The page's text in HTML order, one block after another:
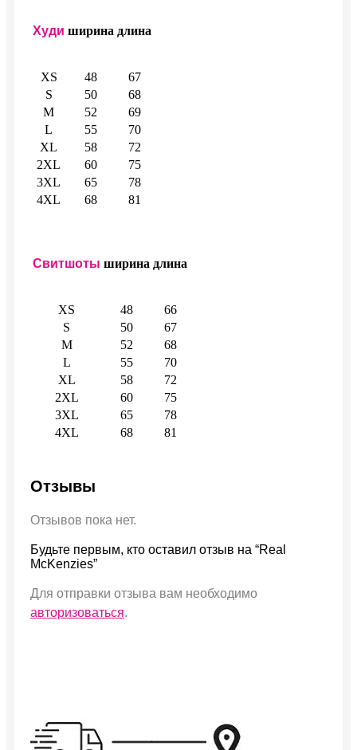
Худи ширина длина
XS 48
67
S
50
68
M
52
69
L
55
70
XL
58
72
2XL
60
75
3XL
65
78
4XL
68 81
Свитшоты ширина длина
XS 48
66
S
50
67
M
52
68
L
55
70
XL
58
72
2XL
60
75
3XL
65
78
4XL
68 81
Отзывы
Отзывов пока нет.
Будьте первым, кто оставил отзыв на “Real
McKenzies”
Для отправки отзыва вам необходимо
авторизоваться.